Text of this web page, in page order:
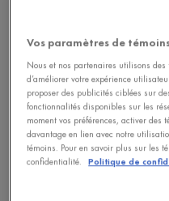
Millions de minéraux : 89PPM
barrière cutanée.
0,1% Acide hyaluronique
2,2% Niacinamide et Vitamine
céramides.
1% Squalane : Aide à
Cette formule est :
Testée sur peaux sensibles et
Vos paramètres de
Nous et nos partenaires utilisons
d’améliorer votre expérience
proposer des publicités ciblées sur
fonctionnalités disponibles sur les
moment vos préférences, activer des
davantage en lien avec notre
témoins. Pour en savoir plus sur les
confidentialité.
Politique de